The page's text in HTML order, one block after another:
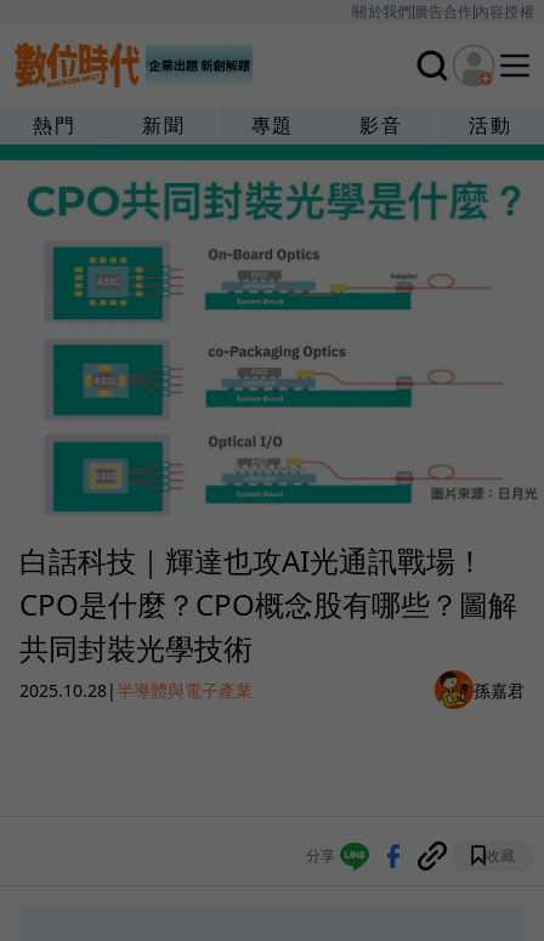
關於我們廣告合作內容授權
熱門 新聞 專題 影音 活動
白話科技｜輝達也攻AI光通訊戰場！
CPO是什麼？CPO概念股有哪些？圖解
共同封裝光學技術
2025.10.28|半導體與電子產業 孫嘉君
分享 收藏